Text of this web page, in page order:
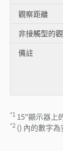
觀察距離
非接觸型的
備註
*1 15"顯示器上
*2 () 內的數字